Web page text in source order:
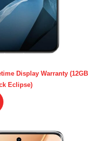
Display Warranty (12GB
Eclipse)